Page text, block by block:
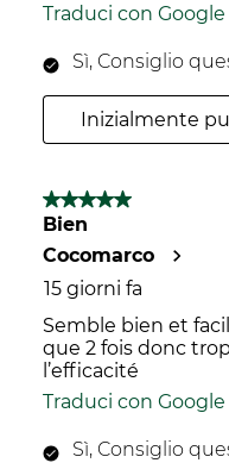
Traduci con Google
Sì, Consiglio
Inizialmente
5 su 5 stelle.
Bien
Cocomarco
15 giorni fa
Semble bien et
que 2 fois donc
l’efficacité
Traduci con Google
Sì, Consiglio